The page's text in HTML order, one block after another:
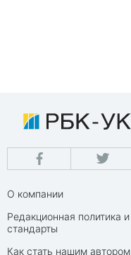
О компании
Редакционная политика и
стандарты
Как стать нашим автором